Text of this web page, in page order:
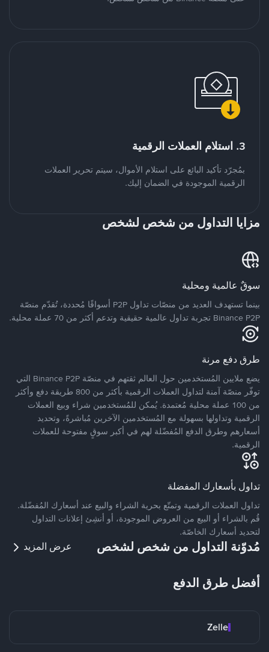
3. استلام العملات الرقمية
بمُجرّد تأكيد البائع على استلام الأموال، سيتم تحرير العملات
الرقمية الموجودة في الضمان إليك.
مزايا التداول من شخص لشخص
سوقٌ عالمية ومحلية
بينما تستهدف العديد من منصّات تداول P2P أسواقًا مُحددة، تُقدّم منصّة
Binance P2P تجربة تداول عالمية حقيقية وتدعم أكثر من 70 عملة محلية.
طرق دفع مرنة
يضع ملايين المُستخدمين حول العالم ثقتهم في منصّة Binance P2P التي
توفّر منصّة آمنة لتداول العملات الرقمية بأكثر من 800 طريقة دفع وأكثر
من 100 عملة محلية مُعتمدة. يُمكن للمُستخدمين شراء وبيع العملات
الرقمية وتداولها بسهولة مع المُستخدمين الآخرين مُباشرةً، وتحديد
أسعارهم وطرق الدفع المُفضّلة لهم في أكبر سوقٍ مفتوحة للعملات
الرقمية.
تداول بأسعارك المفضلة
تداول العملات الرقمية وتمتّع بحرية الشراء والبيع عند أسعارك المُفضّلة.
قُم بالشراء أو البيع من العروض الموجودة، أو أنشِئ إعلانات التداول
لتحديد أسعارك الخاصّة.
مُدوّنة التداول من شخص لشخص عرض المزيد
أفضل طرق الدفع
Zelle